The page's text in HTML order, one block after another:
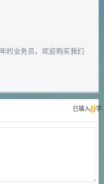
的业务员，欢迎购买我们
已输入0字